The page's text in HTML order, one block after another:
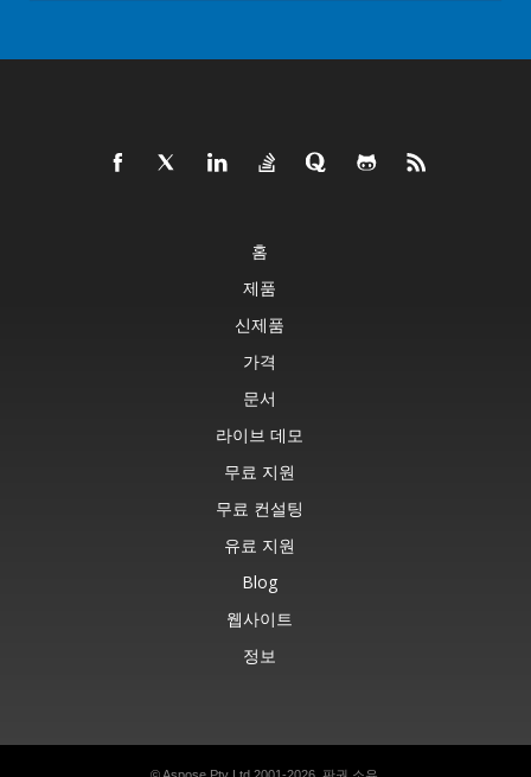
홈
제품
신제품
가격
문서
라이브 데모
무료 지원
무료 컨설팅
유료 지원
Blog
웹사이트
정보